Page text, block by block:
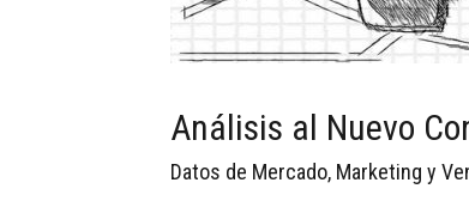
Análisis al Nuevo
Datos de Mercado, Marketing y